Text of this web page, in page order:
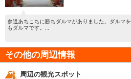
参道あちこちに勝ちダルマがありました。ダルマ
もダルマです。...
その他の周辺情報
周辺の観光スポット